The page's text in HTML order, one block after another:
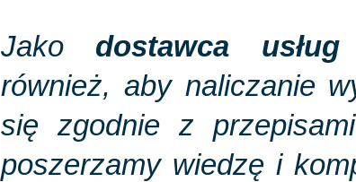
Jako dostawca usług
również, aby naliczanie
się zgodnie z
poszerzamy wiedzę i